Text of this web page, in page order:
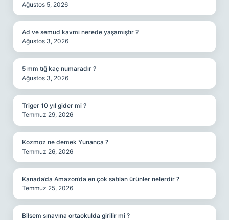
Ağustos 5, 2026
Ad ve semud kavmi nerede yaşamıştır ?
Ağustos 3, 2026
5 mm tığ kaç numaradır ?
Ağustos 3, 2026
Triger 10 yıl gider mi ?
Temmuz 29, 2026
Kozmoz ne demek Yunanca ?
Temmuz 26, 2026
Kanada’da Amazon’da en çok satılan ürünler nelerdir ?
Temmuz 25, 2026
Bilsem sınavına ortaokulda girilir mi ?